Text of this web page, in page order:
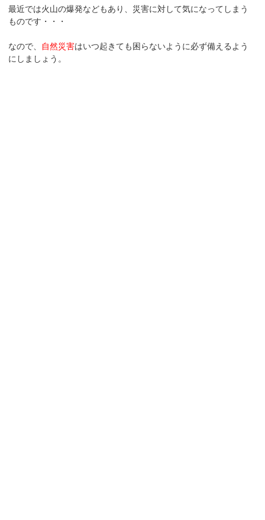
最近では火山の爆発などもあり、災害に対して気になってしまう
ものです・・・
なので、 自然災害はいつ起きても困らないように必ず備えるよう
にしましょう。